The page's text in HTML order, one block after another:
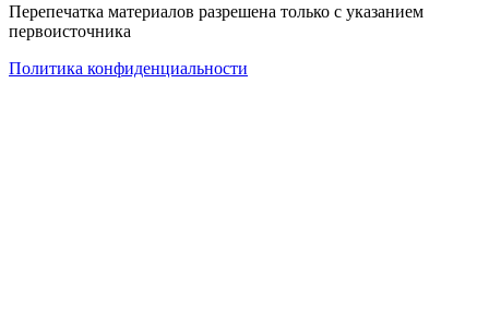
Перепечатка материалов разрешена только с указанием
первоисточника
Политика конфиденциальности